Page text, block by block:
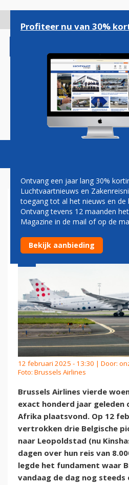
gaan
Magazine
BRUSSELS
HONDERD JAAR
12 februari 2025 - 13:30 | Door:
Foto: Brussels Airlines
Brussels Airlines vierde
exact honderd jaar geleden
Afrika plaatsvond. Op 12
vertrokken drie Belgische
naar Leopoldstad (nu
dagen over hun reis van
legde het fundament waar
vandaag de dag nog
Profiteer nu van 30%
Ontvang een jaar lang 30%
Luchtvaartnieuws en
toegang tot al het nieuws en de
Ontvang tevens 12 maanden
Magazine in de mail of op de
Bekijk aanbieding